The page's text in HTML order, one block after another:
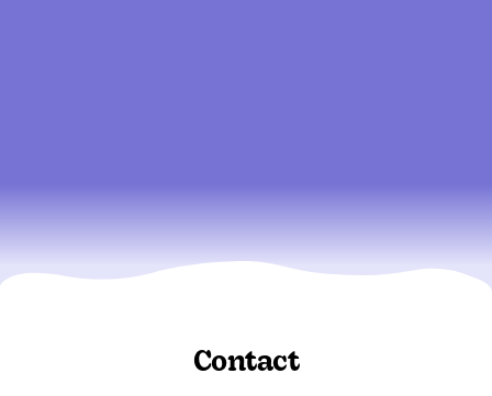
Contact